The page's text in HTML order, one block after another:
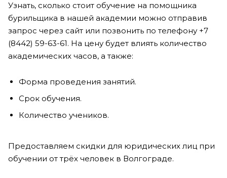
Узнать, сколько стоит обучение на помощника
бурильщика в нашей академии можно отправив
запрос через сайт или позвонить по телефону +7
(8442) 59-63-61. На цену будет влиять количество
академических часов, а также:
Форма проведения занятий.
Срок обучения.
Количество учеников.
Предоставляем скидки для юридических лиц при
обучении от трёх человек в Волгограде.